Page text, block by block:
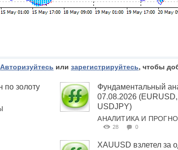
Авторизуйтесь или зарегистрируйтесь, чтобы
по золоту
Фундаментальный
07.08.2026
USDJPY)
АНАЛИТИКА И
28 0
XAUUSD взлетел за